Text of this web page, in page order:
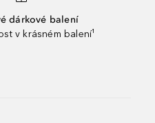
dárkové balení
v krásném balení¹